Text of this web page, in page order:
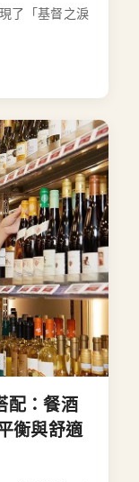
了「基督之淚
配：餐酒
衡與舒適